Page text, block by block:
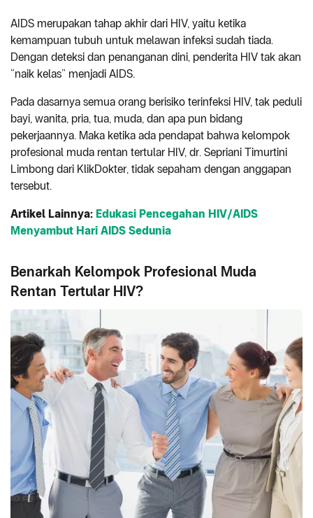
AIDS merupakan tahap akhir dari HIV, yaitu ketika
kemampuan tubuh untuk melawan infeksi sudah tiada.
Dengan deteksi dan penanganan dini, penderita HIV tak akan
“naik kelas” menjadi AIDS.
Pada dasarnya semua orang berisiko terinfeksi HIV, tak peduli
bayi, wanita, pria, tua, muda, dan apa pun bidang
pekerjaannya. Maka ketika ada pendapat bahwa kelompok
profesional muda rentan tertular HIV, dr. Sepriani Timurtini
Limbong dari KlikDokter, tidak sepaham dengan anggapan
tersebut.
Artikel Lainnya: Edukasi Pencegahan HIV/AIDS
Menyambut Hari AIDS Sedunia
Benarkah Kelompok Profesional Muda
Rentan Tertular HIV?